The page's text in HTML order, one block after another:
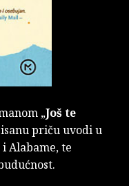
„Još te
priču uvodi u
Alabame, te